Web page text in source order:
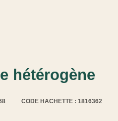
hétérogène
CODE HACHETTE : 1816362